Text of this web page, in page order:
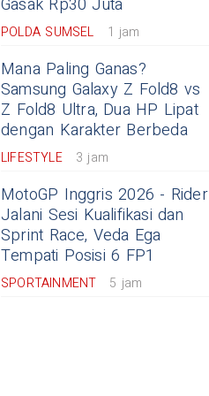
Gasak Rp30 Juta
POLDA SUMSEL 1 jam
Mana Paling Ganas?
Samsung Galaxy Z Fold8 vs
Z Fold8 Ultra, Dua HP Lipat
dengan Karakter Berbeda
LIFESTYLE 3 jam
MotoGP Inggris 2026 - Rider
Jalani Sesi Kualifikasi dan
Sprint Race, Veda Ega
Tempati Posisi 6 FP1
SPORTAINMENT 5 jam